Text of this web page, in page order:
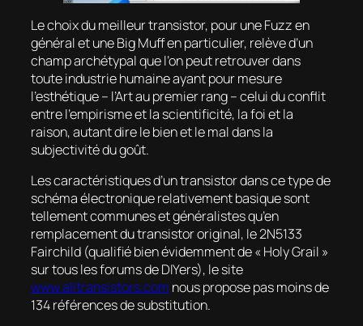
Le choix du meilleur transistor, pour une Fuzz en
général et une Big Muff en particulier, relève d’un
champ archétypal que l’on peut retrouver dans
toute industrie humaine ayant pour mesure
l’esthétique – l’Art au premier rang – celui du conflit
entre l’empirisme et la scientificité, la foi et la
raison, autant dire le bien et le mal dans la
subjectivité du goût.
Les caractéristiques d’un transistor dans ce type de
schéma électronique relativement basique sont
tellement communes et généralistes qu’en
remplacement du transistor original, le 2N5133
Fairchild (qualifié bien évidemment de «Holy Grail »
sur tous les forums de DIYers), le site
www.alltransistors.com nous propose pas moins de
134 références de substitution.